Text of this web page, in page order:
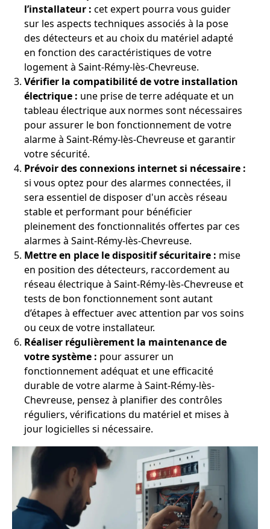
l’installateur : cet expert pourra vous guider
sur les aspects techniques associés à la pose
des détecteurs et au choix du matériel adapté
en fonction des caractéristiques de votre
logement à Saint-Rémy-lès-Chevreuse.
Vérifier la compatibilité de votre installation
électrique : une prise de terre adéquate et un
tableau électrique aux normes sont nécessaires
pour assurer le bon fonctionnement de votre
alarme à Saint-Rémy-lès-Chevreuse et garantir
votre sécurité.
Prévoir des connexions internet si nécessaire :
si vous optez pour des alarmes connectées, il
sera essentiel de disposer d'un accès réseau
stable et performant pour bénéficier
pleinement des fonctionnalités offertes par ces
alarmes à Saint-Rémy-lès-Chevreuse.
Mettre en place le dispositif sécuritaire : mise
en position des détecteurs, raccordement au
réseau électrique à Saint-Rémy-lès-Chevreuse et
tests de bon fonctionnement sont autant
d’étapes à effectuer avec attention par vos soins
ou ceux de votre installateur.
Réaliser régulièrement la maintenance de
votre système : pour assurer un
fonctionnement adéquat et une efficacité
durable de votre alarme à Saint-Rémy-lès-
Chevreuse, pensez à planifier des contrôles
réguliers, vérifications du matériel et mises à
jour logicielles si nécessaire.